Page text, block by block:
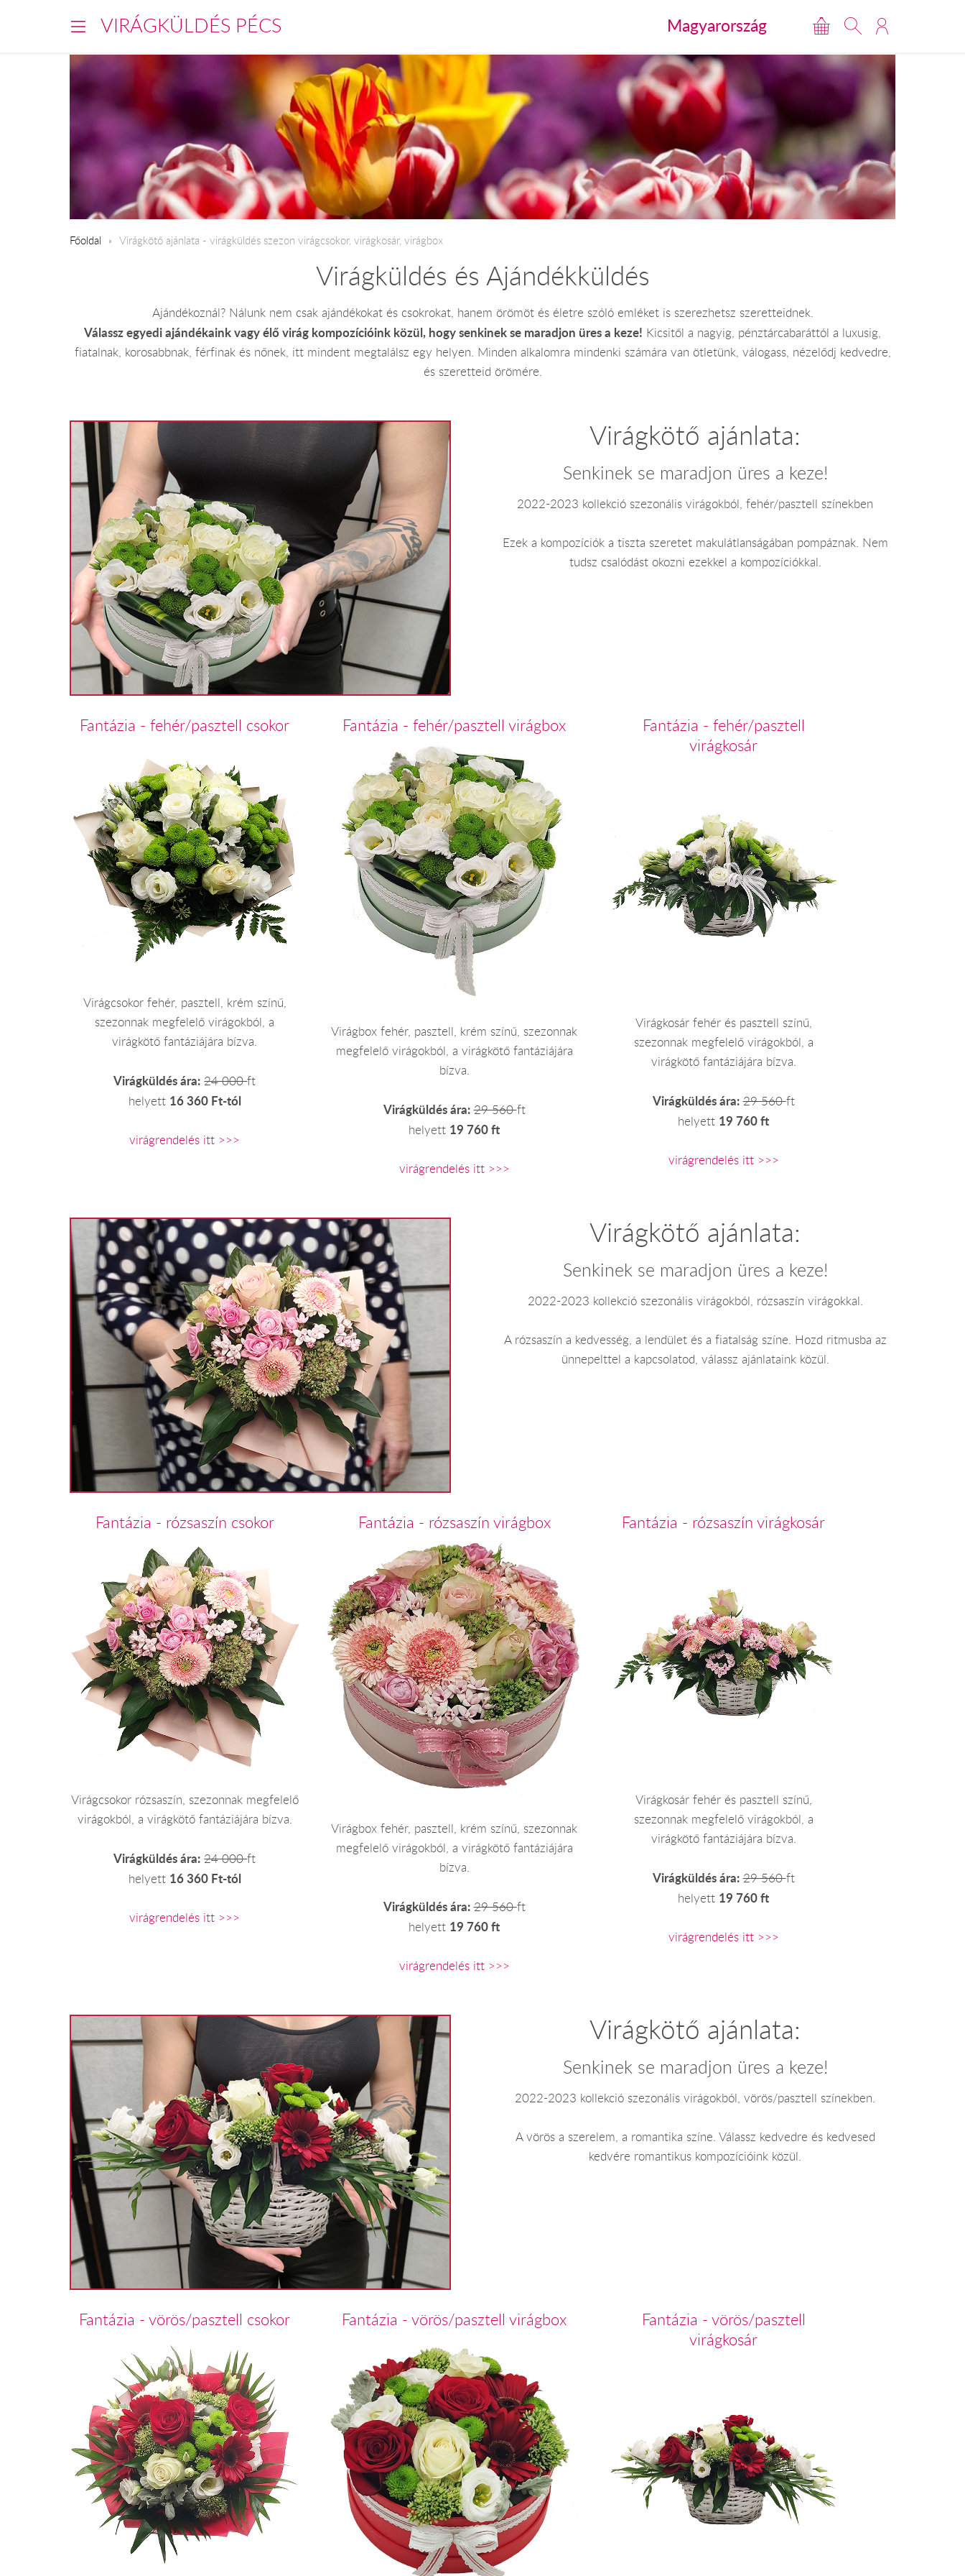
VIRÁGKÜLDÉS PÉCS Magyarország
Főoldal Virágkötő ajánlata - virágküldés szezon virágcsokor, virágkosár, virágbox
Virágküldés és Ajándékküldés
Ajándékoznál? Nálunk nem csak ajándékokat és csokrokat, hanem örömöt és életre szóló emléket is szerezhetsz szeretteidnek.
Válassz egyedi ajándékaink vagy élő virág kompozícióink közül, hogy senkinek se maradjon üres a keze! Kicsitől a nagyig, pénztárcabaráttól a luxusig,
fiatalnak, korosabbnak, férfinak és nőnek, itt mindent megtalálsz egy helyen. Minden alkalomra mindenki számára van ötletünk, válogass, nézelődj kedvedre,
és szeretteid örömére.
Virágkötő ajánlata:
Senkinek se maradjon üres a keze!
2022-2023 kollekció szezonális virágokból, fehér/pasztell színekben
Ezek a kompozíciók a tiszta szeretet makulátlanságában pompáznak. Nem
tudsz csalódást okozni ezekkel a kompozíciókkal.
Fantázia - fehér/pasztell csokor
Virágcsokor fehér, pasztell, krém színű,
szezonnak megfelelő virágokból, a
virágkötő fantáziájára bízva.
Virágküldés ára: 24 000ft
helyett 16 360 Ft-tól
virágrendelés itt >>>
Fantázia - fehér/pasztell virágbox
Virágbox fehér, pasztell, krém színű, szezonnak
megfelelő virágokból, a virágkötő fantáziájára
bízva.
Virágküldés ára: 29 560ft
helyett 19 760 ft
virágrendelés itt >>>
Fantázia - fehér/pasztell
virágkosár
Virágkosár fehér és pasztell színű,
szezonnak megfelelő virágokból, a
virágkötő fantáziájára bízva.
Virágküldés ára: 29 560ft
helyett 19 760 ft
virágrendelés itt >>>
Virágkötő ajánlata:
Senkinek se maradjon üres a keze!
2022-2023 kollekció szezonális virágokból, rózsaszín virágokkal.
A rózsaszín a kedvesség, a lendület és a fiatalság színe. Hozd ritmusba az
ünnepelttel a kapcsolatod, válassz ajánlataink közül.
Fantázia - rózsaszín csokor
Virágcsokor rózsaszín, szezonnak megfelelő
virágokból, a virágkötő fantáziájára bízva.
Virágküldés ára: 24 000ft
helyett 16 360 Ft-tól
virágrendelés itt >>>
Fantázia - rózsaszín virágbox
Virágbox fehér, pasztell, krém színű, szezonnak
megfelelő virágokból, a virágkötő fantáziájára
bízva.
Virágküldés ára: 29 560ft
helyett 19 760 ft
virágrendelés itt >>>
Fantázia - rózsaszín virágkosár
Virágkosár fehér és pasztell színű,
szezonnak megfelelő virágokból, a
virágkötő fantáziájára bízva.
Virágküldés ára: 29 560ft
helyett 19 760 ft
virágrendelés itt >>>
Virágkötő ajánlata:
Senkinek se maradjon üres a keze!
2022-2023 kollekció szezonális virágokból, vörös/pasztell színekben.
A vörös a szerelem, a romantika színe. Válassz kedvedre és kedvesed
kedvére romantikus kompozícióink közül.
Fantázia - vörös/pasztell csokor Fantázia - vörös/pasztell virágbox
Fantázia - vörös/pasztell
virágkosár